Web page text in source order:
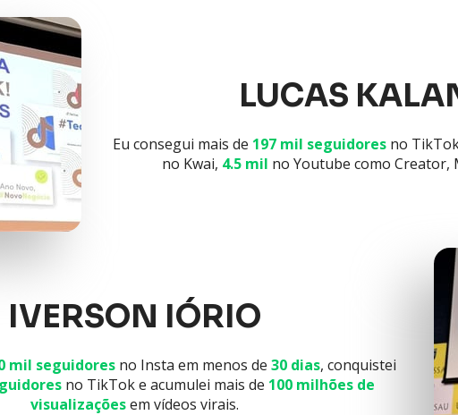
Eu consegui mais de 197 mil seguidores no
no Kwai, 4.5 mil no Youtube como Creator,
LUCAS
mil seguidores no Insta em menos de 30 dias, conquistei
no TikTok e acumulei mais de 100 milhões de
visualizações em vídeos virais.
IVERSON IÓRIO